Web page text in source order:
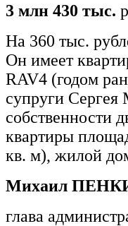
3 млн 430 тыс.
На 360 тыс.
Он имеет
RAV4 (годом
супруги Сергея
собственности
квартиры
кв. м), жилой
Михаил
глава